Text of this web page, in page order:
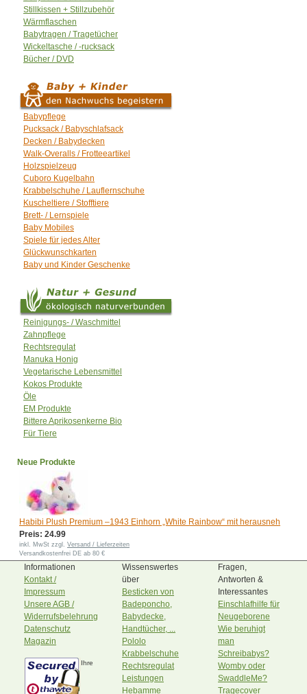
Stillkissen + Stillzubehör
Wärmflaschen
Babytragen / Tragetücher
Wickeltasche / -rucksack
Bücher / DVD
Babypflege
Pucksack / Babyschlafsack
Decken / Babydecken
Walk-Overalls / Frotteeartikel
Holzspielzeug
Cuboro Kugelbahn
Krabbelschuhe / Lauflernschuhe
Kuscheltiere / Stofftiere
Brett- / Lernspiele
Baby Mobiles
Spiele für jedes Alter
Glückwunschkarten
Baby und Kinder Geschenke
Reinigungs- / Waschmittel
Zahnpflege
Rechtsregulat
Manuka Honig
Vegetarische Lebensmittel
Kokos Produkte
Öle
EM Produkte
Bittere Aprikosenkerne Bio
Für Tiere
Neue Produkte
Habibi Plush Premium –1943 Einhorn „White Rainbow“ mit herausneh
Preis: 24.99
inkl. MwSt zzgl. Versand / Lieferzeiten
Versandkostenfrei DE ab 80 €
Informationen
Kontakt /
Impressum
Unsere AGB /
Widerrufsbelehrung
Datenschutz
Magazin
Ihre
Wissenswertes
über
Besticken von
Badeponcho,
Babydecke,
Handtücher, ...
Pololo
Krabbelschuhe
Rechtsregulat
Leistungen
Hebamme
Fragen,
Antworten &
Interessantes
Einschlafhilfe für
Neugeborene
Wie beruhigt
man
Schreibabys?
Womby oder
SwaddleMe?
Tragecover